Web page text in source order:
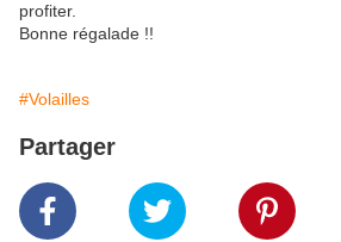
profiter.
Bonne régalade !!
#Volailles
Partager